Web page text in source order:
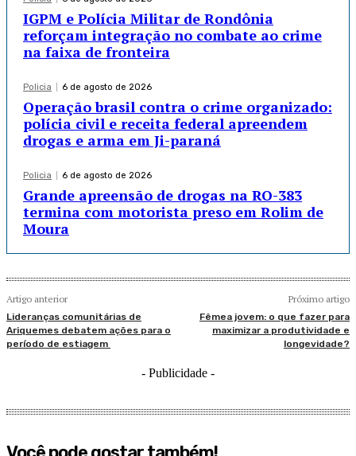
IGPM e Polícia Militar de Rondônia
reforçam integração no combate ao crime
na faixa de fronteira
Policia 6 de agosto de 2026
Operação brasil contra o crime organizado:
polícia civil e receita federal apreendem
drogas e arma em Ji-paraná
Policia 6 de agosto de 2026
Grande apreensão de drogas na RO-383
termina com motorista preso em Rolim de
Moura
Artigo anterior
Lideranças comunitárias de
Ariquemes debatem ações para o
período de estiagem
Próximo artigo
Fêmea jovem: o que fazer para
maximizar a produtividade e
longevidade?
- Publicidade -